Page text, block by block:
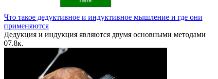
Что такое дедуктивное и индуктивное мышление и где они
применяются
Дедукция и индукция являются двумя основными методами
07.8к.